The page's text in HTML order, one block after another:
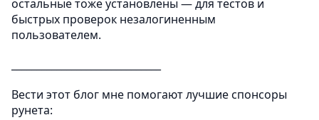
остальные тоже установлены — для тестов и
быстрых проверок незалогиненным
пользователем.
Вести этот блог мне помогают лучшие спонсоры
рунета: